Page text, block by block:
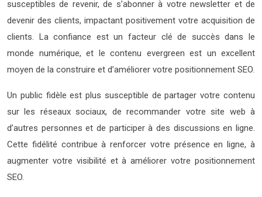
susceptibles de revenir, de s’abonner à votre newsletter et de
devenir des clients, impactant positivement votre acquisition de
clients. La confiance est un facteur clé de succès dans le
monde numérique, et le contenu evergreen est un excellent
moyen de la construire et d’améliorer votre positionnement SEO.
Un public fidèle est plus susceptible de partager votre contenu
sur les réseaux sociaux, de recommander votre site web à
d’autres personnes et de participer à des discussions en ligne.
Cette fidélité contribue à renforcer votre présence en ligne, à
augmenter votre visibilité et à améliorer votre positionnement
SEO.